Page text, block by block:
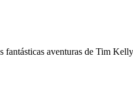
fantásticas aventuras de Tim